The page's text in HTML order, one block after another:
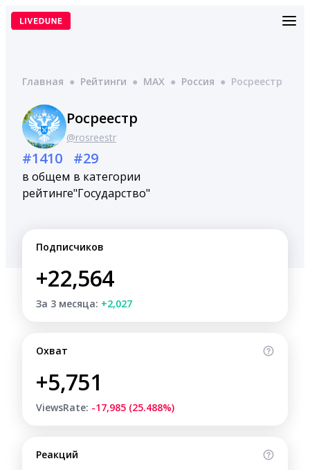
Перейти
Главная ● Рейтинги ● MAX ● Россия ● Росреестр
Росреестр
@rosreestr
#1410
в общем
рейтинге
#29
в категории
"Государство"
Подписчиков
+22,564
За 3 месяца: +2,027
Охват
+5,751
ViewsRate: -17,985 (25.488%)
Реакций